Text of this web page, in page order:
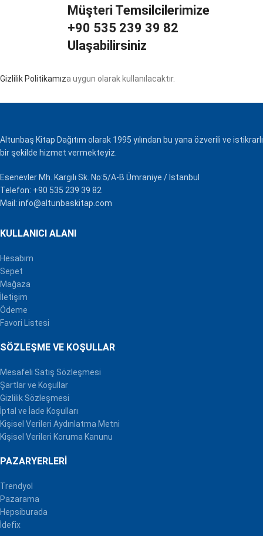
Müşteri Temsilcilerimize
+90 535 239 39 82
Ulaşabilirsiniz
Gizlilik Politikamıza uygun olarak kullanılacaktır.
Altunbaş Kitap Dağıtım olarak 1995 yılından bu yana özverili ve istikrarlı
bir şekilde hizmet vermekteyiz.
Esenevler Mh. Kargılı Sk. No:5/A-B Ümraniye / İstanbul
Telefon: +90 535 239 39 82
Mail: info@altunbaskitap.com
KULLANICI ALANI
Hesabım
Sepet
Mağaza
İletişim
Ödeme
Favori Listesi
SÖZLEŞME VE KOŞULLAR
Mesafeli Satış Sözleşmesi
Şartlar ve Koşullar
Gizlilik Sözleşmesi
İptal ve İade Koşulları
Kişisel Verileri Aydınlatma Metni
Kişisel Verileri Koruma Kanunu
PAZARYERLERI
Trendyol
Pazarama
Hepsiburada
İdefix